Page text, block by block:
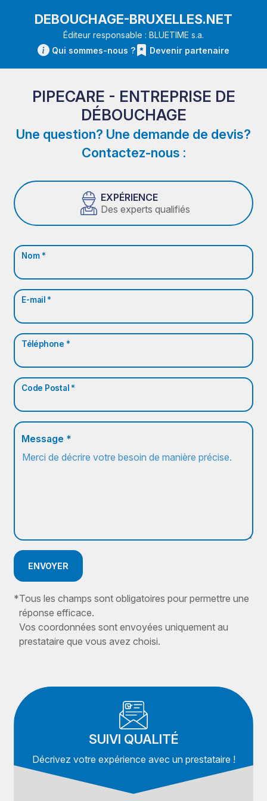
DEBOUCHAGE-BRUXELLES.NET
Éditeur responsable : BLUETIME s.a.
Qui sommes-nous ?
Devenir partenaire
PIPECARE - ENTREPRISE DE
DÉBOUCHAGE
Une question? Une demande de devis?
Contactez-nous :
EXPÉRIENCE
Des experts qualifiés
Nom *
E-mail *
Téléphone *
Code Postal *
Message *
ENVOYER
*Tous les champs sont obligatoires pour permettre une
réponse efficace.
Vos coordonnées sont envoyées uniquement au
prestataire que vous avez choisi.
SUIVI QUALITÉ
Décrivez votre expérience avec un prestataire !